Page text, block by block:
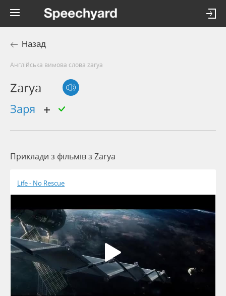
Назад
Англійська вимова слова zarya
Zarya
заря
Приклади з фільмів з Zarya
Life - No Rescue